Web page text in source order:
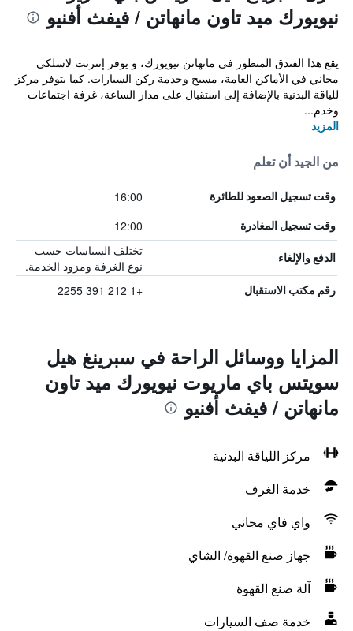
نيويورك ميد تاون مانهاتن / فيفث أفنيو
يقع هذا الفندق المتطور في مانهاتن نيويورك، و يوفر إنترنت لاسلكي
مجاني في الأماكن العامة، مسبح وخدمة ركن السيارات. كما يتوفر مركز
للياقة البدنية بالإضافة إلى استقبال على مدار الساعة، غرفة اجتماعات
وخدم...
المزيد
من الجيد أن تعلم
وقت تسجيل الصعود للطائرة 16:00
وقت تسجيل المغادرة 12:00
الدفع والإلغاء
تختلف السياسات حسب
نوع الغرفة ومزود الخدمة.
رقم مكتب الاستقبال +1 212 391 2255
المزايا ووسائل الراحة في سبرينغ هيل
سويتس باي ماريوت نيويورك ميد تاون
مانهاتن / فيفث أفنيو
مركز اللياقة البدنية
خدمة الغرف
واي فاي مجاني
جهاز صنع القهوة/ الشاي
آلة صنع القهوة
خدمة صف السيارات